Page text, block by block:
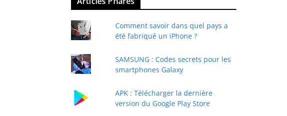
Comment savoir dans quel pays a
été fabriqué un iPhone ?
SAMSUNG : Codes secrets pour les
smartphones Galaxy
APK : Télécharger la dernière
version du Google Play Store